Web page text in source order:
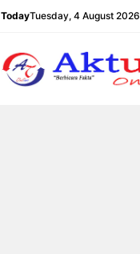
TodayTuesday, 4 August 2026